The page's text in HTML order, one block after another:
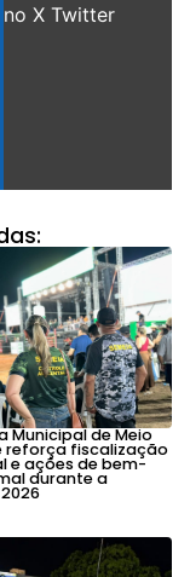
no X Twitter
Municipal de Meio
reforça fiscalização
e ações de bem-
durante a